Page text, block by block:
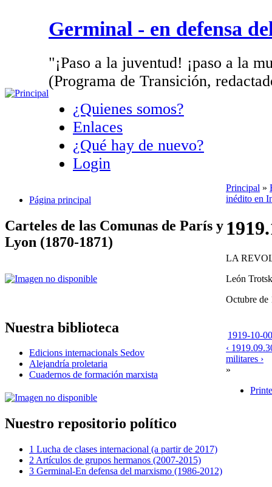
Germinal - en defensa
"¡Paso a la juventud! ¡paso a la
(Programa de Transición,
¿Quienes somos?
Enlaces
¿Qué hay de nuevo?
Login
Página principal
Carteles de las Comunas de París y
Lyon (1870-1871)
Nuestra biblioteca
Edicions internacionals Sedov
Alejandría proletaria
Cuadernos de formación marxista
Nuestro repositorio político
1 Lucha de clases internacional (a partir de 2017)
2 Artículos de grupos hermanos (2007-2015)
3 Germinal-En defensa del marxismo (1986-2012)
Principal »
inédito en
LA
León
Octubre de
1919-10-
‹
militares ›
»